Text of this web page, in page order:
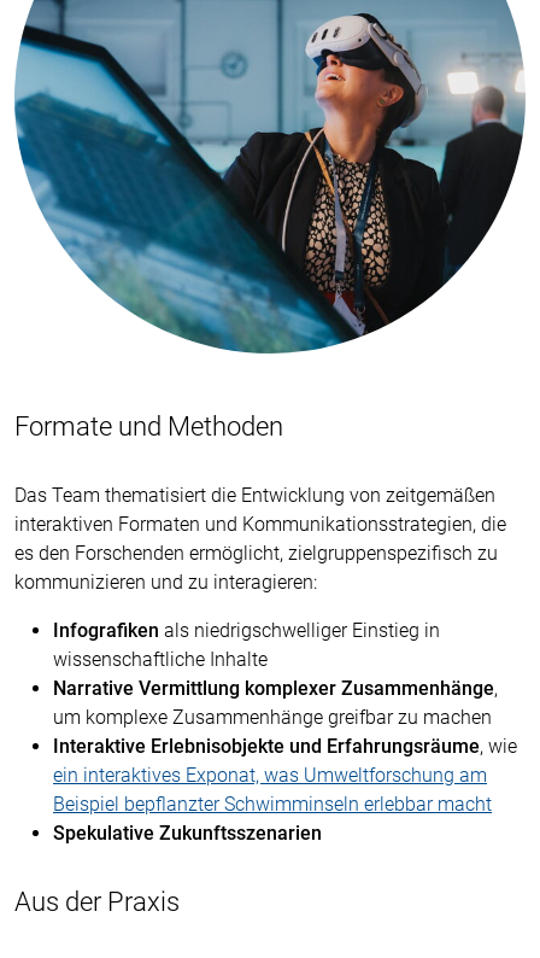
Formate und Methoden
Das Team thematisiert die Entwicklung von zeitgemäßen
interaktiven Formaten und Kommunikationsstrategien, die
es den Forschenden ermöglicht, zielgruppenspezifisch zu
kommunizieren und zu interagieren:
Infografiken als niedrigschwelliger Einstieg in
wissenschaftliche Inhalte
Narrative Vermittlung komplexer Zusammenhänge,
um komplexe Zusammenhänge greifbar zu machen
Interaktive Erlebnisobjekte und Erfahrungsräume, wie
ein interaktives Exponat, was Umweltforschung am
Beispiel bepflanzter Schwimminseln erlebbar macht
Spekulative Zukunftsszenarien
Aus der Praxis